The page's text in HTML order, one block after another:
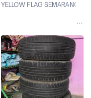
YELLOW FLAG SEMARANG